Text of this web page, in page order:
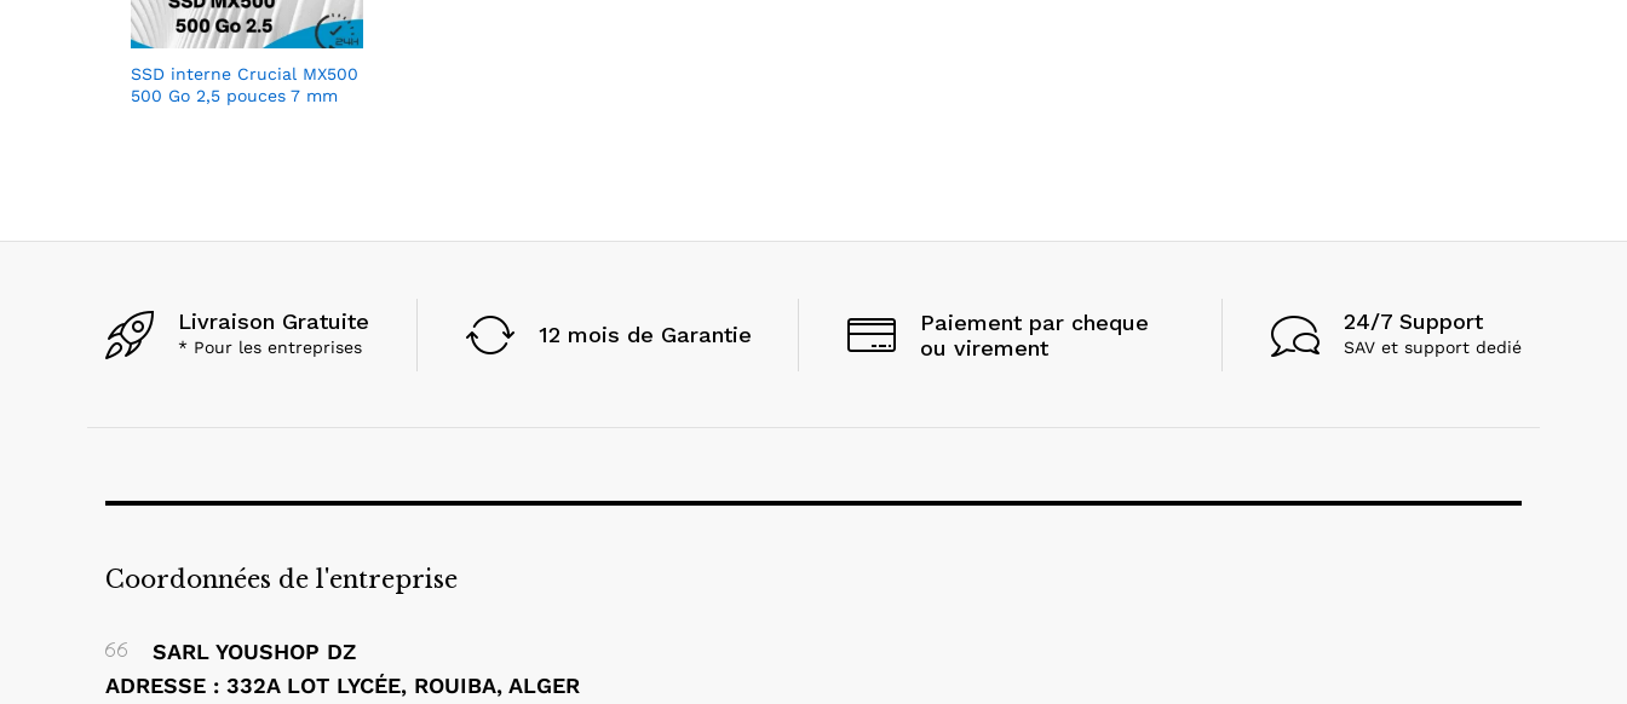
SSD interne Crucial MX500
500 Go 2,5 pouces 7 mm
Livraison Gratuite
* Pour les entreprises 12 mois de Garantie
Paiement par cheque
ou virement
24/7 Support
SAV et support dedié
Coordonnées de l'entreprise
SARL YOUSHOP DZ
ADRESSE : 332A LOT LYCÉE, ROUIBA, ALGER